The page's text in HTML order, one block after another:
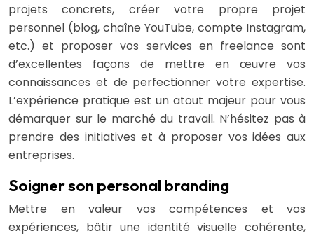
projets concrets, créer votre propre projet
personnel (blog, chaîne YouTube, compte Instagram,
etc.) et proposer vos services en freelance sont
d’excellentes façons de mettre en œuvre vos
connaissances et de perfectionner votre expertise.
L’expérience pratique est un atout majeur pour vous
démarquer sur le marché du travail. N’hésitez pas à
prendre des initiatives et à proposer vos idées aux
entreprises.
Soigner son personal branding
Mettre en valeur vos compétences et vos
expériences, bâtir une identité visuelle cohérente,